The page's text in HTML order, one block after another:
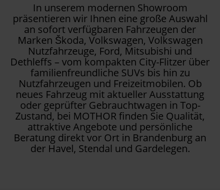
In unserem modernen Showroom
präsentieren wir Ihnen eine große Auswahl
an sofort verfügbaren Fahrzeugen der
Marken Škoda, Volkswagen, Volkswagen
Nutzfahrzeuge, Ford, Mitsubishi und
Dethleffs – vom kompakten City-Flitzer über
familienfreundliche SUVs bis hin zu
Nutzfahrzeugen und Freizeitmobilen. Ob
neues Fahrzeug mit aktueller Ausstattung
oder geprüfter Gebrauchtwagen in Top-
Zustand, bei MOTHOR finden Sie Qualität,
attraktive Angebote und persönliche
Beratung direkt vor Ort in Brandenburg an
der Havel, Stendal und Gardelegen.